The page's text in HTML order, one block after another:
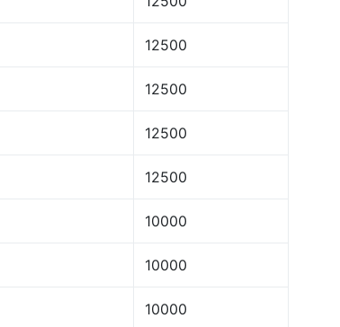
12500
12500
12500
12500
10000
10000
10000